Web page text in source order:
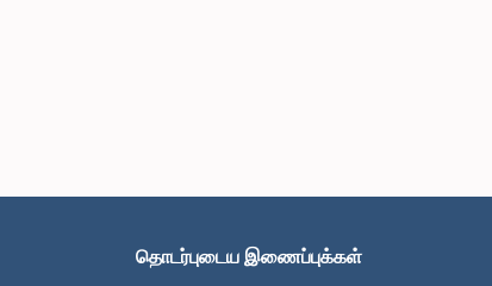
தொடர்புடைய இணைப்புக்கள்